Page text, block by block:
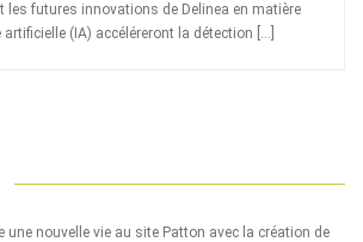
les futures innovations de Delinea en matière
artificielle (IA) accéléreront la détection […]
une nouvelle vie au site Patton avec la création de